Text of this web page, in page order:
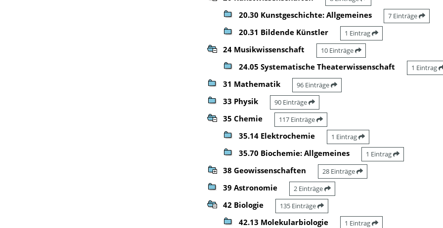
20.30 Kunstgeschichte: Allgemeines 7 Einträge
20.31 Bildende Künstler 1 Eintrag
24 Musikwissenschaft 10 Einträge
24.05 Systematische Theaterwissenschaft 1 Eintrag
31 Mathematik 96 Einträge
33 Physik 90 Einträge
35 Chemie 117 Einträge
35.14 Elektrochemie 1 Eintrag
35.70 Biochemie: Allgemeines 1 Eintrag
38 Geowissenschaften 28 Einträge
39 Astronomie 2 Einträge
42 Biologie 135 Einträge
42.13 Molekularbiologie 1 Eintrag